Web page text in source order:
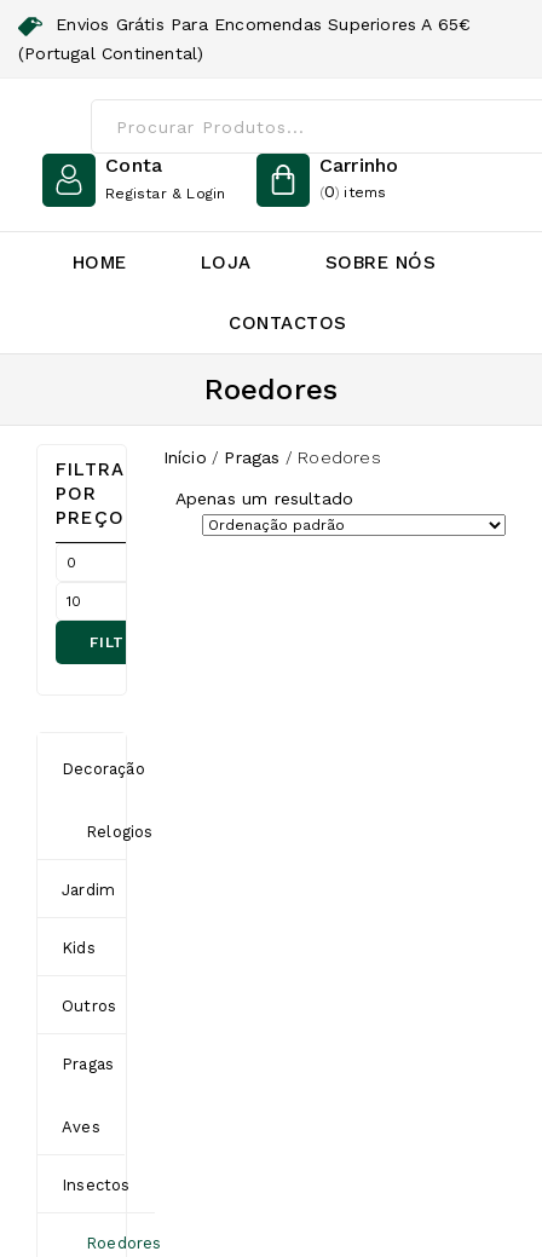
Envios Grátis Para Encomendas Superiores A 65€
(Portugal Continental)
Conta
Registar & Login
Carrinho
(0) items
HOME LOJA SOBRE NÓS
CONTACTOS
Roedores
FILTRAR
POR
PREÇO
FILTRAR
Decoração
Relogios
Jardim
Kids
Outros
Pragas
Aves
Insectos
Roedores
Início / Pragas / Roedores
Apenas um resultado